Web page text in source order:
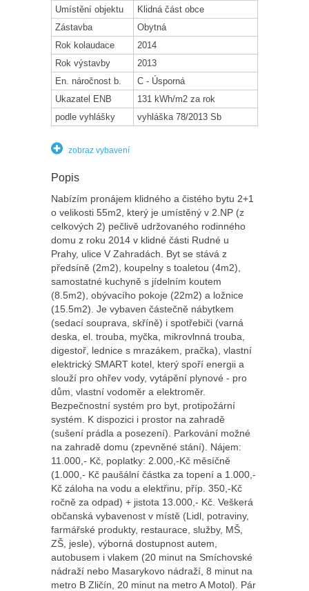
Umístění objektu
Klidná část obce
Zástavba
Obytná
Rok kolaudace
2014
Rok výstavby
2013
En. náročnost b.
C - Úsporná
Ukazatel ENB
131 kWh/m2 za rok
podle vyhlášky
vyhláška 78/2013 Sb
zobraz vybavení
Popis
Nabízím pronájem klidného a čistého bytu 2+1
o velikosti 55m2, který je umístěný v 2.NP (z
celkových 2) pečlivě udržovaného rodinného
domu z roku 2014 v klidné části Rudné u
Prahy, ulice V Zahradách. Byt se stává z
předsíně (2m2), koupelny s toaletou (4m2),
samostatné kuchyně s jídelním koutem
(8.5m2), obývacího pokoje (22m2) a ložnice
(15.5m2). Je vybaven částečně nábytkem
(sedací souprava, skříně) i spotřebiči (varná
deska, el. trouba, myčka, mikrovlnná trouba,
digestoř, lednice s mrazákem, pračka), vlastní
elektrický SMART kotel, který spoří energii a
slouží pro ohřev vody, vytápění plynové - pro
dům, vlastní vodoměr a elektroměr.
Bezpečnostní systém pro byt, protipožární
systém. K dispozici i prostor na zahradě
(sušení prádla a posezení). Parkování možné
na zahradě domu (zpevněné stání). Nájem:
11.000,- Kč, poplatky: 2.000,-Kč měsíčně
(1.000,- Kč paušální částka za topení a 1.000,-
Kč záloha na vodu a elektřinu, příp. 350,-Kč
ročně za odpad) + jistota 13.000,- Kč. Veškerá
občanská vybavenost v místě (Lidl, potraviny,
farmářské produkty, restaurace, služby, MŠ,
ZŠ, jesle), výborná dostupnost autem,
autobusem i vlakem (20 minut na Smíchovské
nádraží nebo Masarykovo nádraží, 8 minut na
metro B Zličín, 20 minut na metro A Motol). Pár